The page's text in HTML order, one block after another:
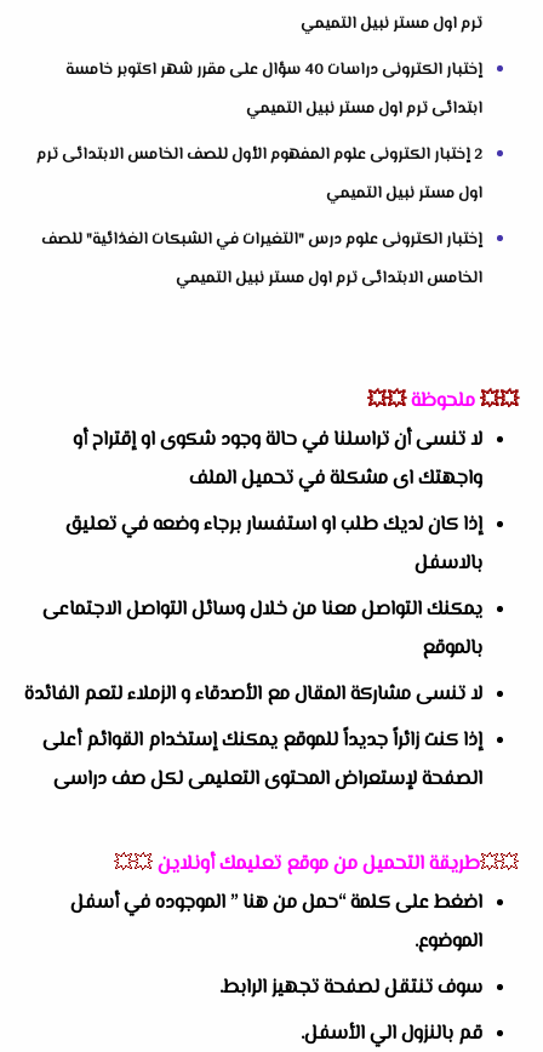
ترم اول مستر نبيل التميمي
إختبار الكترونى دراسات 40 سؤال على مقرر شهر اكتوبر خامسة
ابتدائى ترم اول مستر نبيل التميمي
2 إختبار الكترونى علوم المفهوم الأول للصف الخامس الابتدائى ترم
اول مستر نبيل التميمي
إختبار الكترونى علوم درس "التغيرات في الشبكات الغذائية" للصف
الخامس الابتدائى ترم اول مستر نبيل التميمي
💥💥ملحوظة💥💥
لا تنسى أن تراسلنا في حالة وجود شكوى او إقتراح أو
واجهتك اى مشكلة في تحميل الملف
إذا كان لديك طلب او استفسار برجاء وضعه في تعليق
بالاسفل
يمكنك التواصل معنا من خلال وسائل التواصل الاجتماعى
بالموقع
لا تنسى مشاركة المقال مع الأصدقاء و الزملاء لتعم الفائدة
إذا كنت زائراً جديداً للموقع يمكنك إستخدام القوائم أعلى
الصفحة لإستعراض المحتوى التعليمى لكل صف دراسى
💥💥طريقة التحميل من موقع تعليمك أونلاين💥💥
اضغط على كلمة “حمل من هنا ” الموجوده في أسفل
الموضوع.
سوف تنتقل لصفحة تجهيز الرابط.
قم بالنزول الي الأسفل.